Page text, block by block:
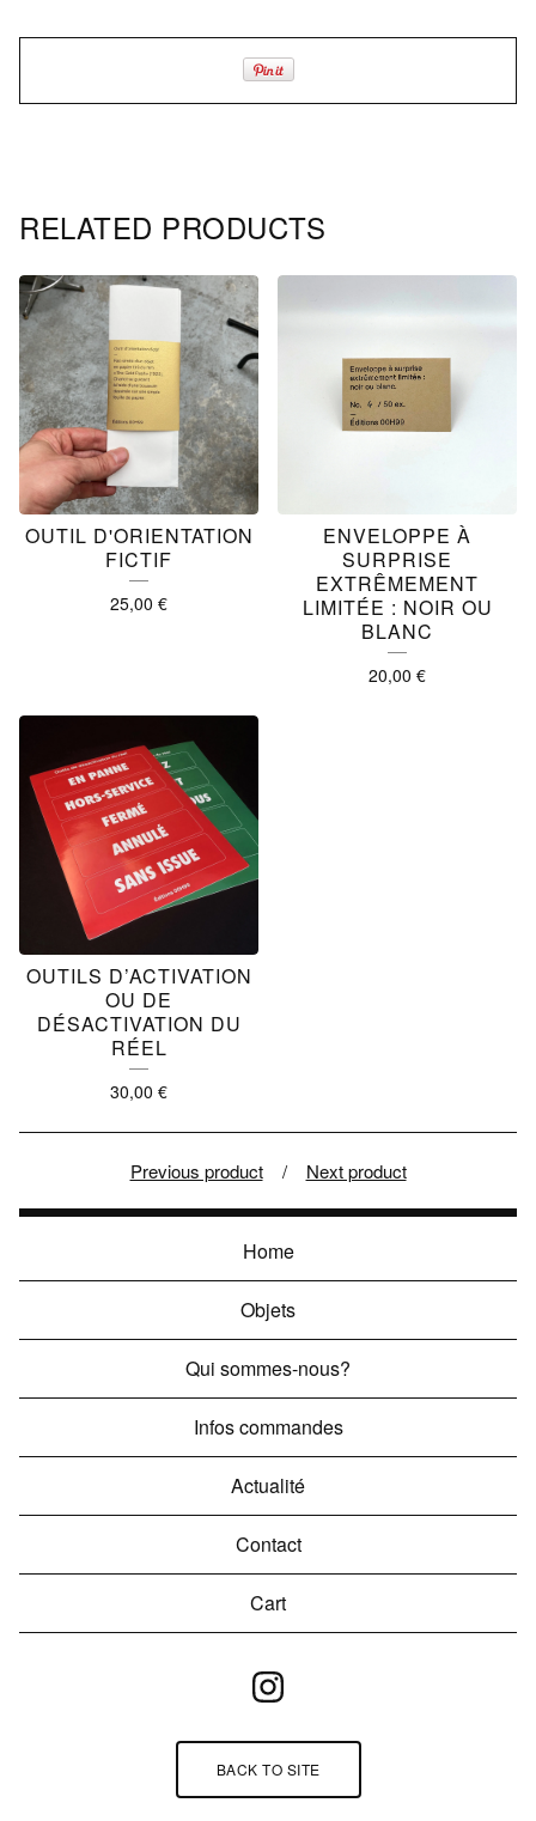
RELATED PRODUCTS
OUTIL D'ORIENTATION
FICTIF
25,00 €
ENVELOPPE À
SURPRISE
EXTRÊMEMENT
LIMITÉE : NOIR OU
BLANC
20,00 €
OUTILS D’ACTIVATION
OU DE
DÉSACTIVATION DU
RÉEL
30,00 €
Previous product Next product
Home
Objets
Qui sommes-nous?
Infos commandes
Actualité
Contact
Cart
BACK TO SITE